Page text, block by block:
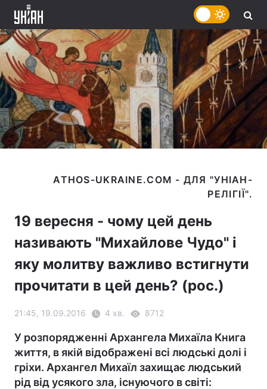
ATHOS-UKRAINE.COM - ДЛЯ "УНІАН-
19 вересня - чому цей день
називають "Михайлове Чудо" і
яку молитву важливо встигнути
прочитати в цей день? (рос.)
21:45, 19.09.2016 4 хв. 8712
У розпорядженні Архангела Михаїла Книга
життя, в якій відображені всі людські долі і
гріхи. Архангел Михаїл захищає людський
рід від усякого зла, існуючого в світі: